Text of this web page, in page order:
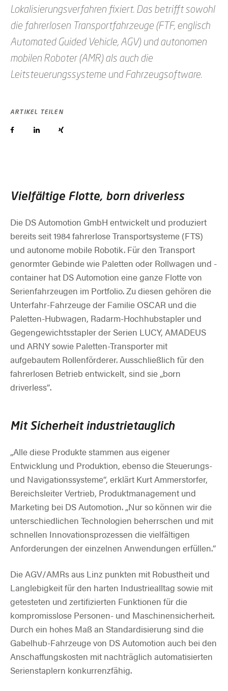
Lokalisierungsverfahren fixiert. Das betrifft sowohl
die fahrerlosen Transportfahrzeuge (FTF, englisch
Automated Guided Vehicle, AGV) und autonomen
mobilen Roboter (AMR) als auch die
Leitsteuerungssysteme und Fahrzeugsoftware.
ARTIKEL TEILEN
Vielfältige Flotte, born driverless
Die DS Automotion GmbH entwickelt und produziert
bereits seit 1984 fahrerlose Transportsysteme (FTS)
und autonome mobile Robotik. Für den Transport
genormter Gebinde wie Paletten oder Rollwagen und -
container hat DS Automotion eine ganze Flotte von
Serienfahrzeugen im Portfolio. Zu diesen gehören die
Unterfahr-Fahrzeuge der Familie OSCAR und die
Paletten-Hubwagen, Radarm-Hochhubstapler und
Gegengewichtsstapler der Serien LUCY, AMADEUS
und ARNY sowie Paletten-Transporter mit
aufgebautem Rollenförderer. Ausschließlich für den
fahrerlosen Betrieb entwickelt, sind sie „born
driverless“.
Mit Sicherheit industrietauglich
„Alle diese Produkte stammen aus eigener
Entwicklung und Produktion, ebenso die Steuerungs-
und Navigationssysteme“, erklärt Kurt Ammerstorfer,
Bereichsleiter Vertrieb, Produktmanagement und
Marketing bei DS Automotion. „Nur so können wir die
unterschiedlichen Technologien beherrschen und mit
schnellen Innovationsprozessen die vielfältigen
Anforderungen der einzelnen Anwendungen erfüllen.“
Die AGV/AMRs aus Linz punkten mit Robustheit und
Langlebigkeit für den harten Industriealltag sowie mit
getesteten und zertifizierten Funktionen für die
kompromisslose Personen- und Maschinensicherheit.
Durch ein hohes Maß an Standardisierung sind die
Gabelhub-Fahrzeuge von DS Automotion auch bei den
Anschaffungskosten mit nachträglich automatisierten
Serienstaplern konkurrenzfähig.